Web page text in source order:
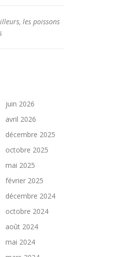
les poissons
juin 2026
avril 2026
décembre 2025
octobre 2025
mai 2025
février 2025
décembre 2024
octobre 2024
août 2024
mai 2024